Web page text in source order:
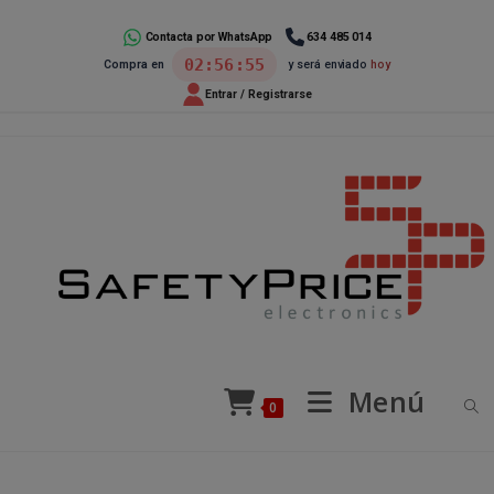
Contacta por WhatsApp
634 485 014
Compra en
02:56:55 y será enviado hoy
Entrar / Registrarse
0 Menú